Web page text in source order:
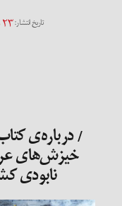
تاریخ انتشار:۲۳ مهر ۱۳۹۵
/ درباره‌ی
خیزش‌های
نابودی